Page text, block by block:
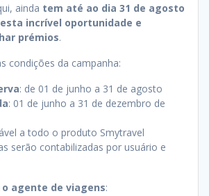
ainda tem até ao dia 31 de agosto
incrível oportunidade e
prémios.
condições da campanha:
: de 01 de junho a 31 de agosto
: 01 de junho a 31 de dezembro de
a todo o produto Smytravel
serão contabilizadas por usuário e
agente de viagens: